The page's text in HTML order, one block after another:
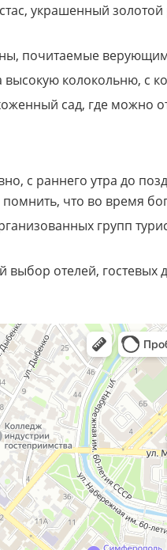
украшенный
почитаемые
колокольню, с
сад, где можно
с раннего утра до
что во время
групп
отелей, гостевых